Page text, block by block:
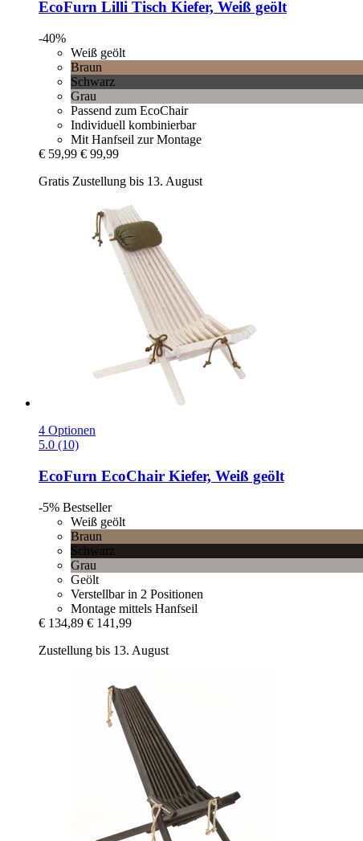
EcoFurn Lilli Tisch Kiefer, Weiß geölt
-40%
Weiß geölt
Braun
Schwarz
Grau
Passend zum EcoChair
Individuell kombinierbar
Mit Hanfseil zur Montage
€ 59,99 € 99,99
Gratis Zustellung bis 13. August
4 Optionen
5.0 (10)
EcoFurn EcoChair Kiefer, Weiß geölt
-5% Bestseller
Weiß geölt
Braun
Schwarz
Grau
Geölt
Verstellbar in 2 Positionen
Montage mittels Hanfseil
€ 134,89 € 141,99
Zustellung bis 13. August